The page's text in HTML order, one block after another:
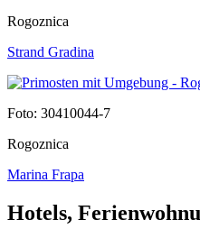
Rogoznica
Strand Gradina
Foto: 30410044-7
Rogoznica
Marina Frapa
Hotels,